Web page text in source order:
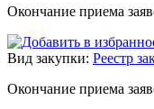
Окончание приема
Вид закупки: Реестр
Окончание приема